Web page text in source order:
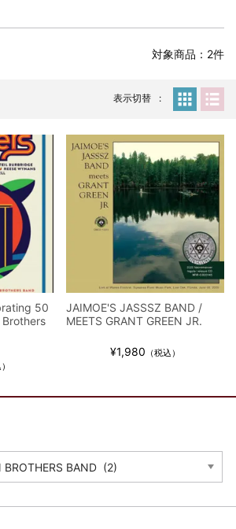
年6月15日 リスボン公演 FHD 完全収録！
月9日 ドイツ ROCK AM RING 公演 FHD 完
2024年6月1日 英国シェフィールド公演 完
3ヶ月)
2024.6.9
4日 ドイツ W.O.A. 公演 FHD 完全収録！
3ヶ月)
2024.6.9
2023年8月3日 ドイツ W.O.A. 公演 FHD 完
3ヶ月)
8+9日 コロラド州 2公演 SBD 完全収録！
3ヶ月)
2024.11.9
日 フジロック’24公演 超高音質AI-SBD！
4月22日 英リーズ公演 超高音質
年3月24日 100Aniv. 米M.S.G公演 完全
2024年6月3日 カーディフ公演 IEM/AUD 完
対象商品：2件
表示切替
50
Brothers
JAIMOE'S JASSSZ BAND /
MEETS GRANT GREEN JR.
¥1,980 （税込）